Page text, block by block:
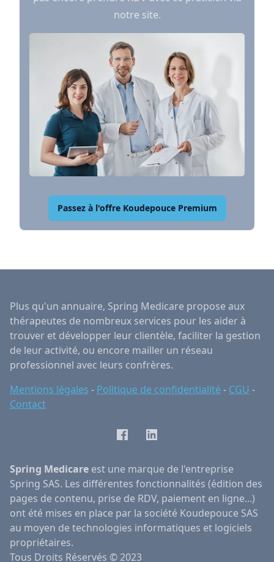
notre site.
Passez à l'offre Koudepouce Premium
Plus qu'un annuaire, Spring Medicare propose aux
thérapeutes de nombreux services pour les aider à
trouver et développer leur clientèle, faciliter la gestion
de leur activité, ou encore mailler un réseau
professionnel avec leurs confrères.
Mentions légales - Politique de confidentialité - CGU -
Contact
FacebookLinkedIn
Spring Medicare est une marque de l'entreprise
Spring SAS. Les différentes fonctionnalités (édition des
pages de contenu, prise de RDV, paiement en ligne...)
ont été mises en place par la société Koudepouce SAS
au moyen de technologies informatiques et logiciels
propriétaires.
Tous Droits Réservés © 2023